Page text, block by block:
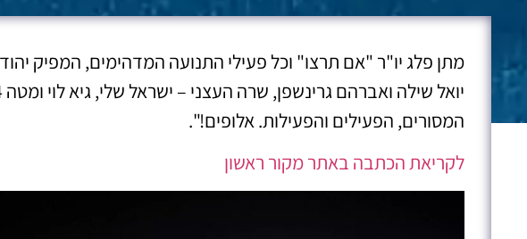
מתן פלג יו"ר "אם תרצו" וכל פעילי התנועה המדהימים, המפיק
המסורים, הפעילים והפעילות. אלופים!".
לקריאת הכתבה באתר מקור ראשון